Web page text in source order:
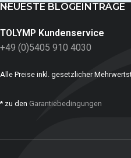
NEUESTE BLOGEINTRÄGE
TOLYMP Kundenservice
+49 (0)5405 910 4030
Alle Preise inkl. gesetzlicher
* zu den Garantiebedingungen